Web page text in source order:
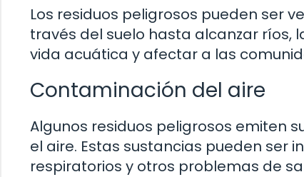
Los residuos peligrosos pueden ser
través del suelo hasta alcanzar ríos,
vida acuática y afectar a las
Contaminación del aire
Algunos residuos peligrosos emiten
el aire. Estas sustancias pueden ser
respiratorios y otros problemas de